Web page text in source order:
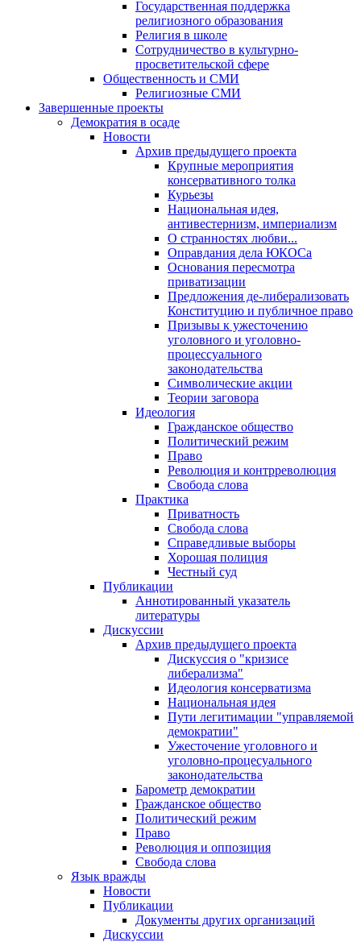
Государственная поддержка
религиозного образования
Религия в школе
Сотрудничество в культурно-
просветительской сфере
Общественность и СМИ
Религиозные СМИ
Завершенные проекты
Демократия в осаде
Новости
Архив предыдущего проекта
Крупные мероприятия
консервативного толка
Курьезы
Национальная идея,
антивестернизм, империализм
О странностях любви...
Оправдания дела ЮКОСа
Основания пересмотра
приватизации
Предложения де-либерализовать
Конституцию и публичное право
Призывы к ужесточению
уголовного и уголовно-
процессуального
законодательства
Символические акции
Теории заговора
Идеология
Гражданское общество
Политический режим
Право
Революция и контрреволюция
Свобода слова
Практика
Приватность
Свобода слова
Справедливые выборы
Хорошая полиция
Честный суд
Публикации
Аннотированный указатель
литературы
Дискуссии
Архив предыдущего проекта
Дискуссия о "кризисе
либерализма"
Идеология консерватизма
Национальная идея
Пути легитимации "управляемой
демократии"
Ужесточение уголовного и
уголовно-процесуального
законодательства
Барометр демократии
Гражданское общество
Политический режим
Право
Революция и оппозиция
Свобода слова
Язык вражды
Новости
Публикации
Документы других организаций
Дискуссии